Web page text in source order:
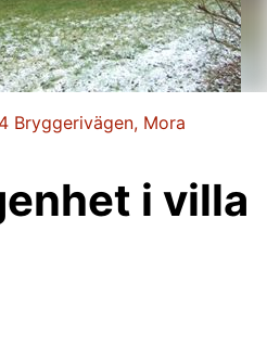
Bryggerivägen, Mora
i villa